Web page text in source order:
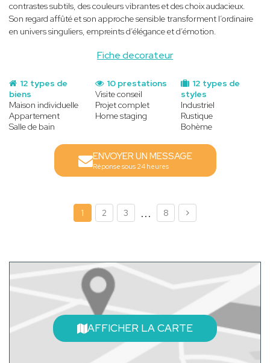
Fiche decorateur
contrastes subtils, des couleurs vibrantes et des choix audacieux.
Son regard affûté et son approche sensible transforment l’ordinaire
en univers singuliers, empreints d’élégance et d’émotion.
12 types de
biens
Maison individuelle
Appartement
Salle de bain
12 types de
styles
Industriel
Rustique
Bohème
10 prestations
Visite conseil
Projet complet
Home staging
ENVOYER UN MESSAGE
Réponse sous 24 heures
1 2 3 ... 8
AFFICHER LA CARTE